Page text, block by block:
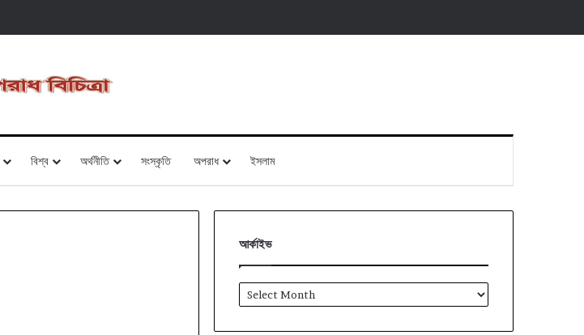
বিশ্ব অর্থনীতি সংস্কৃতি অপরাধ ইসলাম
আর্কাইভ
আর্কাইভ